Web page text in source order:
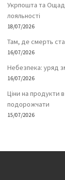
Укрпошта та
лояльності
18/07/2026
Там, де смерть
16/07/2026
Небезпека: уряд
16/07/2026
Ціни на продукти
подорожчати
15/07/2026